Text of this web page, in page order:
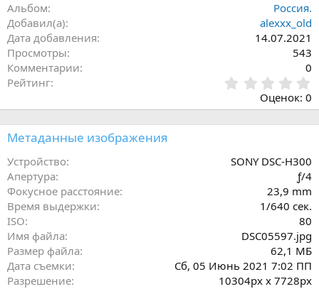
Альбом
Россия.
Добавил(а)
alexxx_old
Дата добавления
14.07.2021
Просмотры
543
Комментарии
0
Рейтинг
0
0
Оценок: 0
Метаданные изображения
Устройство
SONY DSC-H300
Апертура
ƒ/4
Фокусное расстояние
23,9 mm
Время выдержки
1/640 сек.
ISO
80
Имя файла
DSC05597.jpg
Размер файла
62,1 МБ
Дата съемки
Сб, 05 Июнь 2021 7:02 ПП
Разрешение
10304px x 7728px